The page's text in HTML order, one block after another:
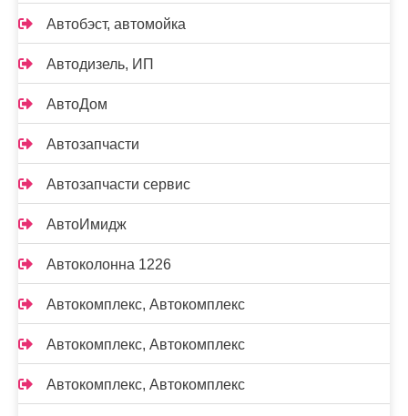
Автобэст, автомойка
Автодизель, ИП
АвтоДом
Автозапчасти
Автозапчасти сервис
АвтоИмидж
Автоколонна 1226
Автокомплекс, Автокомплекс
Автокомплекс, Автокомплекс
Автокомплекс, Автокомплекс